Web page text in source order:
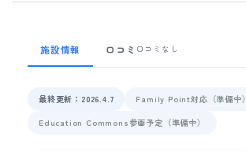
施設情報 口コミ 口コミなし
最終更新：2026.4.7
Family Point対応（準備中）
Education Commons参画予定（準備中）